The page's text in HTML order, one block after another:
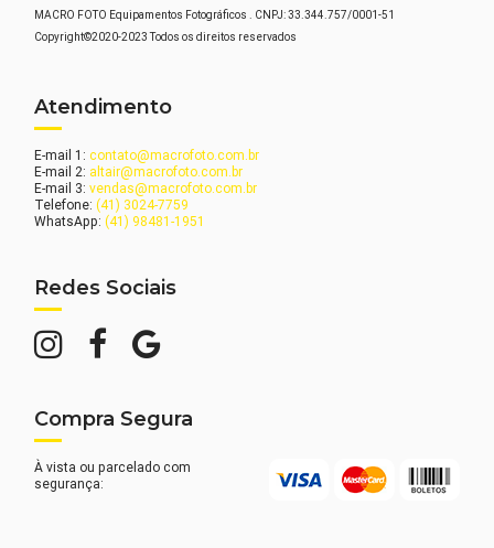
MACRO FOTO Equipamentos Fotográficos . CNPJ: 33.344.757/0001-51
Copyright©2020-2023 Todos os direitos reservados
Atendimento
E-mail 1:contato@macrofoto.com.br
E-mail 2: altair@macrofoto.com.br
E-mail 3:vendas@macrofoto.com.br
Telefone:(41) 3024-7759
WhatsApp:(41) 98481-1951
Redes Sociais
Compra Segura
À vista ou parcelado com
segurança: